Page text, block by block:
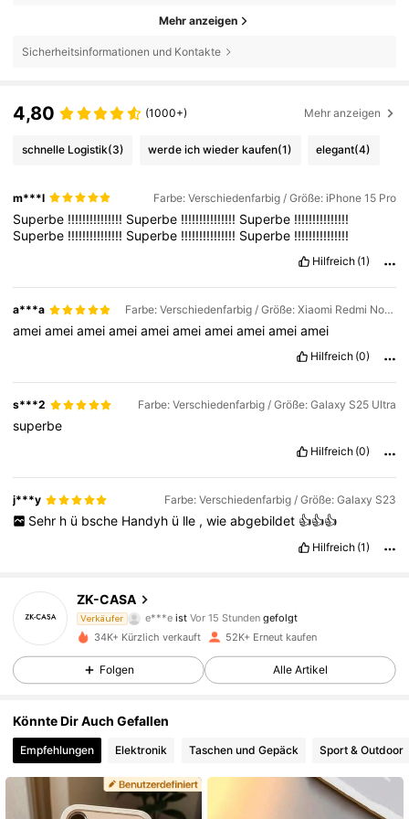
Mehr anzeigen
Sicherheitsinformationen und Kontakte
4,80 (1000+) Mehr anzeigen
schnelle Logistik(3) werde ich wieder kaufen(1) elegant(4)
m***l Farbe: Verschiedenfarbig / Größe: iPhone 15 Pro
Superbe !!!!!!!!!!!!!!! Superbe !!!!!!!!!!!!!!! Superbe !!!!!!!!!!!!!!!
Superbe !!!!!!!!!!!!!!! Superbe !!!!!!!!!!!!!!! Superbe !!!!!!!!!!!!!!!
Hilfreich (1)
a***a Farbe: Verschiedenfarbig / Größe: Xiaomi Redmi Note 11
ameiameiameiameiameiameiameiameiameiamei
Hilfreich (0)
s***2 Farbe: Verschiedenfarbig / Größe: Galaxy S25 Ultra
superbe
Hilfreich (0)
j***y Farbe: Verschiedenfarbig / Größe: Galaxy S23
Sehr h ü bsche Handyh ü lle , wie abgebildet 👍👍👍
Hilfreich (1)
ZK-CASA
Verkäufer
e***e
l***5ist am Durchsuchen
4,91
12K Follower
4,91 12K Follower
34K+ Kürzlich verkauft 52K+ Erneut kaufen
Folgen Alle Artikel
Könnte Dir Auch Gefallen
Empfehlungen Elektronik Taschen und Gepäck Sport & Outdoor